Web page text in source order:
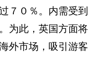
７０％。内需受到
为此，英国方面将
外市场，吸引游客